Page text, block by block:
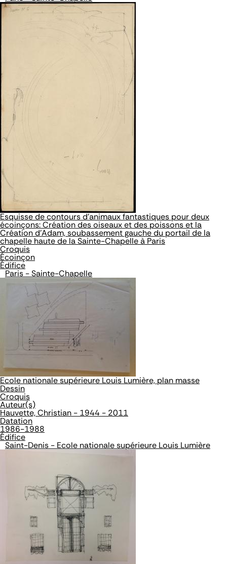
Esquisse de contours d'animaux fantastiques pour deux
écoinçons: Création des oiseaux et des poissons et la
Création d'Adam, soubassement gauche du portail de la
chapelle haute de la Sainte-Chapelle à Paris
Croquis
Écoinçon
Édifice
Paris - Sainte-Chapelle
Ecole nationale supérieure Louis Lumière, plan masse
Dessin
Croquis
Auteur(s)
Hauvette, Christian - 1944 - 2011
Datation
1986-1988
Édifice
Saint-Denis - Ecole nationale supérieure Louis Lumière